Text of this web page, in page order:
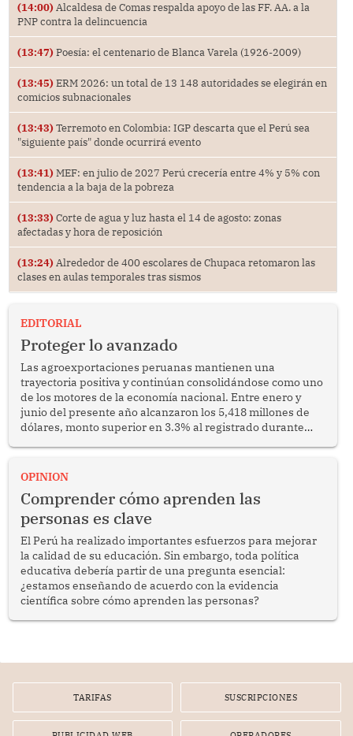
(14:00) Alcaldesa de Comas respalda apoyo de las FF. AA. a la
PNP contra la delincuencia
(13:47) Poesía: el centenario de Blanca Varela (1926-2009)
(13:45) ERM 2026: un total de 13 148 autoridades se elegirán en
comicios subnacionales
(13:43) Terremoto en Colombia: IGP descarta que el Perú sea
"siguiente país" donde ocurrirá evento
(13:41) MEF: en julio de 2027 Perú crecería entre 4% y 5% con
tendencia a la baja de la pobreza
(13:33) Corte de agua y luz hasta el 14 de agosto: zonas
afectadas y hora de reposición
(13:24) Alrededor de 400 escolares de Chupaca retomaron las
clases en aulas temporales tras sismos
EDITORIAL
Proteger lo avanzado
Las agroexportaciones peruanas mantienen una
trayectoria positiva y continúan consolidándose como uno
de los motores de la economía nacional. Entre enero y
junio del presente año alcanzaron los 5,418 millones de
dólares, monto superior en 3.3% al registrado durante
competir en los mercados internacionales y generar
país.
OPINION
Comprender cómo aprenden las
personas es clave
El Perú ha realizado importantes esfuerzos para mejorar
la calidad de su educación. Sin embargo, toda política
educativa debería partir de una pregunta esencial:
¿estamos enseñando de acuerdo con la evidencia
científica sobre cómo aprenden las personas?
TARIFAS SUSCRIPCIONES